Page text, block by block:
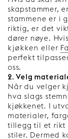
skapstammer,
stammene er i
riktig, er det
dører nøye.
kjøkken eller
perfekt
oss.
2. Velg
Når du velger
hva slags
kjøkkenet. I
materialer,
tillegg til et rikt
stiler. Dermed